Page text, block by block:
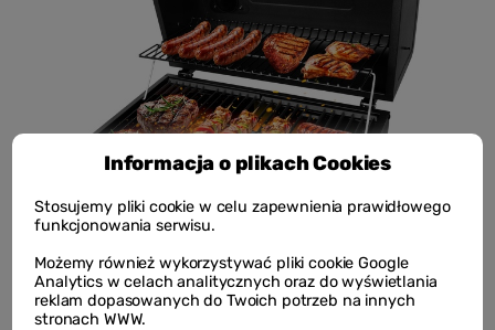
Informacja o plikach Cookies
Stosujemy pliki cookie w celu zapewnienia prawidłowego
funkcjonowania serwisu.
Możemy również wykorzystywać pliki cookie Google
Analytics w celach analitycznych oraz do wyświetlania
reklam dopasowanych do Twoich potrzeb na innych
stronach WWW.